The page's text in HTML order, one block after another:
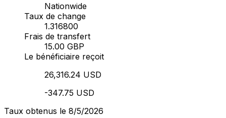
Nationwide
Taux de change
1.316800
Frais de transfert
15.00 GBP
Le bénéficiaire reçoit
26,316.24 USD
-347.75 USD
Taux obtenus le 8/5/2026